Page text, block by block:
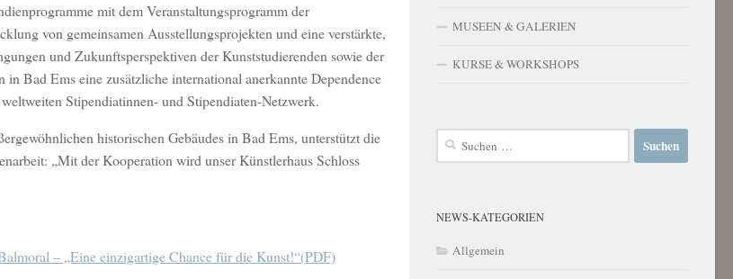
mit dem Veranstaltungsprogramm der
von gemeinsamen Ausstellungsprojekten und eine verstärkte,
und Zukunftsperspektiven der Kunststudierenden sowie der
Bad Ems eine zusätzliche international anerkannte Dependence
Stipendiatinnen- und Stipendiaten-Netzwerk.
historischen Gebäudes in Bad Ems, unterstützt die
„Mit der Kooperation wird unser Künstlerhaus Schloss
– „Eine einzigartige Chance für die Kunst!“(PDF)
MUSEEN & GALERIEN
KURSE & WORKSHOPS
Suchen
NEWS-KATEGORIEN
Allgemein